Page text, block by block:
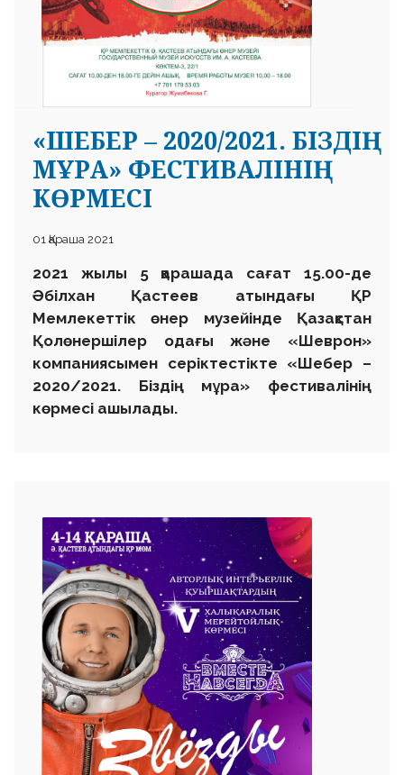
«ШЕБЕР – 2020/2021. БІЗДІҢ
МҰРА» ФЕСТИВАЛІНІҢ
КӨРМЕСІ
01 Қараша 2021
2021 жылы 5 қарашада сағат 15.00-де
Әбілхан Қастеев атындағы ҚР
Мемлекеттік өнер музейінде Қазақстан
Қолөнершілер одағы және «Шеврон»
компаниясымен серіктестікте «Шебер –
2020/2021. Біздің мұра» фестивалінің
көрмесі ашылады.